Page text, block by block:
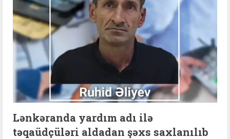
Lənkəranda yardım adı ilə
təqaüdçüləri aldadan şəxs saxlanılıb